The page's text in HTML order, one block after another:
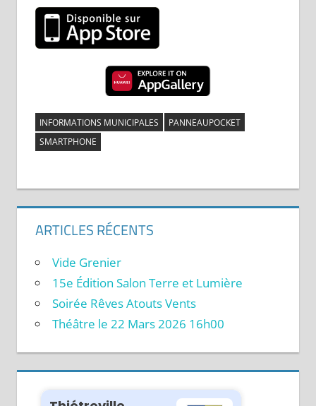
INFORMATIONS MUNICIPALES
PANNEAUPOCKET
SMARTPHONE
ARTICLES RÉCENTS
Vide Grenier
15e Édition Salon Terre et Lumière
Soirée Rêves Atouts Vents
Théâtre le 22 Mars 2026 16h00